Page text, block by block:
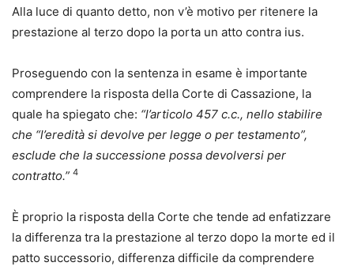
Alla luce di quanto detto, non v’è motivo per ritenere la
prestazione al terzo dopo la porta un atto contra ius.
Proseguendo con la sentenza in esame è importante
comprendere la risposta della Corte di Cassazione, la
quale ha spiegato che: “l’articolo 457 c.c., nello stabilire
che “l’eredità si devolve per legge o per testamento”,
esclude che la successione possa devolversi per
contratto.” 4
È proprio la risposta della Corte che tende ad enfatizzare
la differenza tra la prestazione al terzo dopo la morte ed il
patto successorio, differenza difficile da comprendere